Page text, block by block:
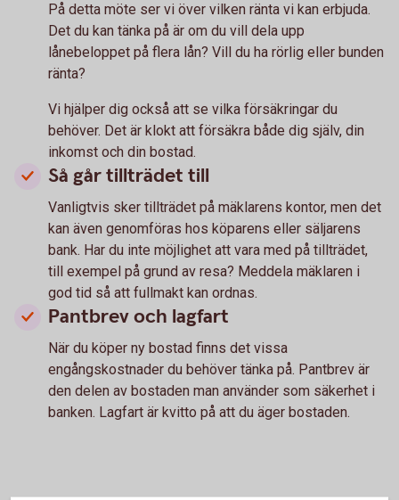
På detta möte ser vi över vilken ränta vi kan erbjuda.
Det du kan tänka på är om du vill dela upp
lånebeloppet på flera lån? Vill du ha rörlig eller bunden
ränta?
Vi hjälper dig också att se vilka försäkringar du
behöver. Det är klokt att försäkra både dig själv, din
inkomst och din bostad.
Så går tillträdet till
Vanligtvis sker tillträdet på mäklarens kontor, men det
kan även genomföras hos köparens eller säljarens
bank. Har du inte möjlighet att vara med på tillträdet,
till exempel på grund av resa? Meddela mäklaren i
god tid så att fullmakt kan ordnas.
Pantbrev och lagfart
När du köper ny bostad finns det vissa
engångskostnader du behöver tänka på. Pantbrev är
den delen av bostaden man använder som säkerhet i
banken. Lagfart är kvitto på att du äger bostaden.